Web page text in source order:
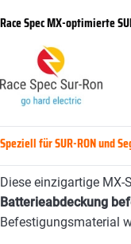
Race Spec MX-optimierte
Speziell für SUR-RON und
Diese einzigartige MX-
Batterieabdeckung
Befestigungsmaterial